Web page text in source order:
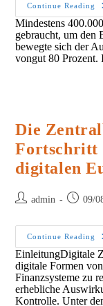
Continue Reading
Mindestens
gebraucht, um den
bewegte sich der
vongut 80
Die
Fortschritt
digitalen
Postadmin
Post09/
Continue Reading
EinleitungDigitale
digitale Formen
Finanzsysteme zu
erhebliche
Kontrolle. Unter